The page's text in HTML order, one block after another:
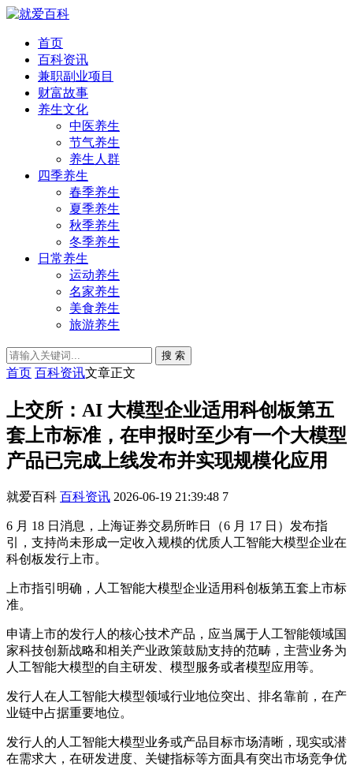
首页
百科资讯
兼职副业项目
财富故事
养生文化
中医养生
节气养生
养生人群
四季养生
春季养生
夏季养生
秋季养生
冬季养生
日常养生
运动养生
名家养生
美食养生
旅游养生
搜 索
首页 百科资讯文章正文
上交所：AI 大模型企业适用科创板第五
套上市标准，在申报时至少有一个大模型
产品已完成上线发布并实现规模化应用
就爱百科 百科资讯 2026-06-19 21:39:48 7
6 月 18 日消息，上海证券交易所昨日（6 月 17 日）发布指
引，支持尚未形成一定收入规模的优质人工智能大模型企业在
科创板发行上市。
上市指引明确，人工智能大模型企业适用科创板第五套上市标
准。
申请上市的发行人的核心技术产品，应当属于人工智能领域国
家科技创新战略和相关产业政策鼓励支持的范畴，主营业务为
人工智能大模型的自主研发、模型服务或者模型应用等。
发行人在人工智能大模型领域行业地位突出、排名靠前，在产
业链中占据重要地位。
发行人的人工智能大模型业务或产品目标市场清晰，现实或潜
在需求大，在研发进度、关键指标等方面具有突出市场竞争优